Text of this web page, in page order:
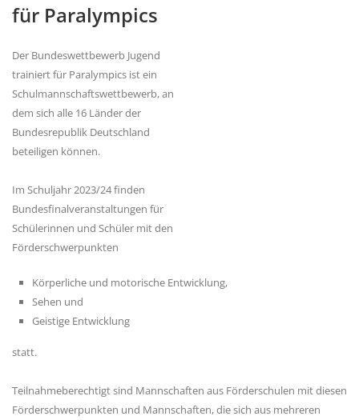
für Paralympics
Der Bundeswettbewerb Jugend
trainiert für Paralympics ist ein
Schulmannschaftswettbewerb, an
dem sich alle 16 Länder der
Bundesrepublik Deutschland
beteiligen können.
Im Schuljahr 2023/24 finden
Bundesfinalveranstaltungen für
Schülerinnen und Schüler mit den
Förderschwerpunkten
Körperliche und motorische Entwicklung,
Sehen und
Geistige Entwicklung
statt.
Teilnahmeberechtigt sind Mannschaften aus Förderschulen mit diesen
Förderschwerpunkten und Mannschaften, die sich aus mehreren